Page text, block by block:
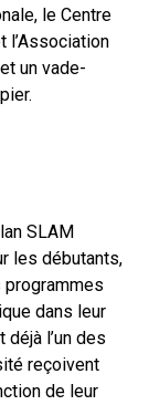
le Centre
l’Association
un vade-
SLAM
les débutants,
dans leur
l’un des
reçoivent
de leur